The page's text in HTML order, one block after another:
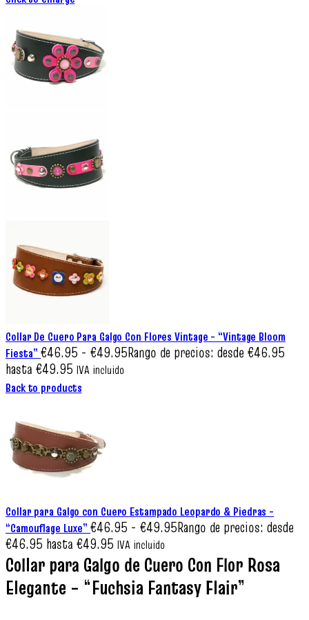
Collar De Cuero Para Galgo Con Flores Vintage – “Vintage Bloom
Fiesta”€46.95 - €49.95Rango de precios: desde €46.95
hasta €49.95 IVA incluido
Back to products
Collar para Galgo con Cuero Estampado Leopardo & Piedras –
“Camouflage Luxe”€46.95 - €49.95Rango de precios: desde
€46.95 hasta €49.95 IVA incluido
Collar para Galgo de Cuero Con Flor Rosa
Elegante – “Fuchsia Fantasy Flair”